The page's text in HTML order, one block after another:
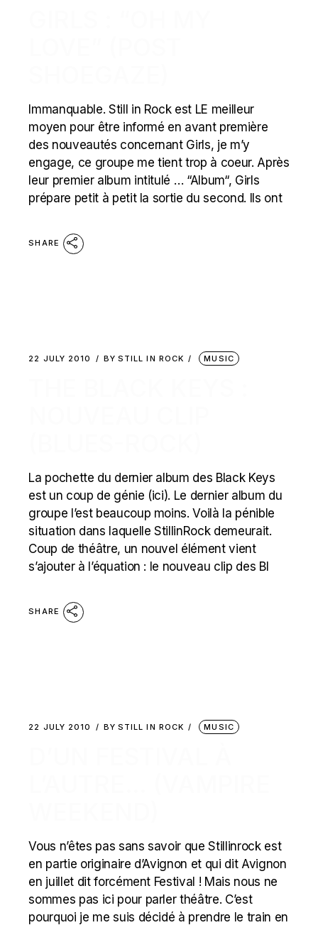
Immanquable. Still in Rock est LE meilleur
moyen pour être informé en avant première
des nouveautés concernant Girls, je m’y
engage, ce groupe me tient trop à coeur. Après
leur premier album intitulé … “Album“, Girls
prépare petit à petit la sortie du second. Ils ont
SHARE
22 JULY 2010 BY STILL IN ROCK MUSIC
La pochette du dernier album des Black Keys
est un coup de génie (ici). Le dernier album du
groupe l’est beaucoup moins. Voilà la pénible
situation dans laquelle StillinRock demeurait.
Coup de théâtre, un nouvel élément vient
s’ajouter à l’équation : le nouveau clip des Bl
SHARE
22 JULY 2010 BY STILL IN ROCK MUSIC
Vous n’êtes pas sans savoir que Stillinrock est
en partie originaire d’Avignon et qui dit Avignon
en juillet dit forcément Festival ! Mais nous ne
sommes pas ici pour parler théâtre. C’est
pourquoi je me suis décidé à prendre le train en